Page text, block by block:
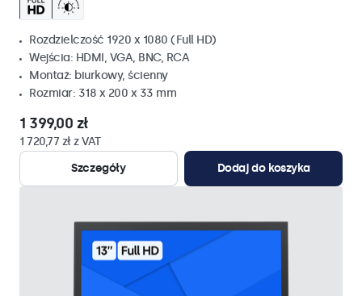
Rozdzielczość 1920 x 1080 (Full HD)
Wejścia: HDMI, VGA, BNC, RCA
Montaż: biurkowy, ścienny
Rozmiar: 318 x 200 x 33 mm
1 399,00 zł
1 720,77 zł z VAT
Szczegóły
Dodaj do koszyka